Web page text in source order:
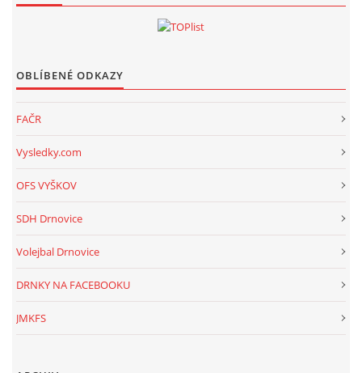
OBLÍBENÉ ODKAZY
FAČR
Vysledky.com
OFS VYŠKOV
SDH Drnovice
Volejbal Drnovice
DRNKY NA FACEBOOKU
JMKFS